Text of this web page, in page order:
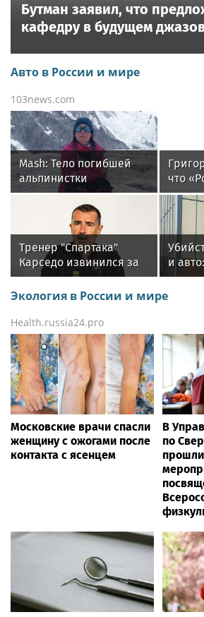
Бутман заявил, что
кафедру в будущем
Авто в России и мире
103news.com
Mash: Тело погибшей
альпинистки
Наговициной останется
на пике Победы
что
РПЛ
Тренер "Спартака"
Карседо извинился за
поражение от
"Краснодара" в 3-м туре
и
Экология в России и мире
Health.russia24.pro
Московские врачи спасли
женщину с ожогами после
контакта с ясенцем
В
по